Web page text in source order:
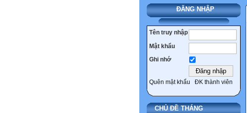
ĐĂNG NHẬP
Tên truy nhập
Mật khẩu
Ghi nhớ
Quên mật khẩu ĐK thành viên
CHỦ ĐỀ THÁNG